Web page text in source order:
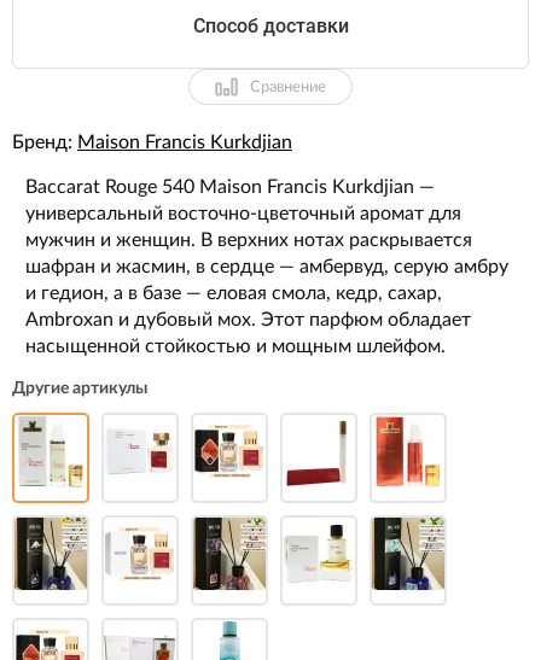
Способ доставки
Сравнение
Бренд: Maison Francis Kurkdjian
Baccarat Rouge 540 Maison Francis Kurkdjian —
универсальный восточно-цветочный аромат для
мужчин и женщин. В верхних нотах раскрывается
шафран и жасмин, в сердце — амбервуд, серую амбру
и гедион, а в базе — еловая смола, кедр, сахар,
Ambroxan и дубовый мох. Этот парфюм обладает
насыщенной стойкостью и мощным шлейфом.
Другие артикулы